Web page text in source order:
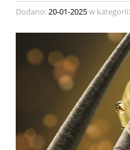
Dodano:20-01-2025w kategorii: